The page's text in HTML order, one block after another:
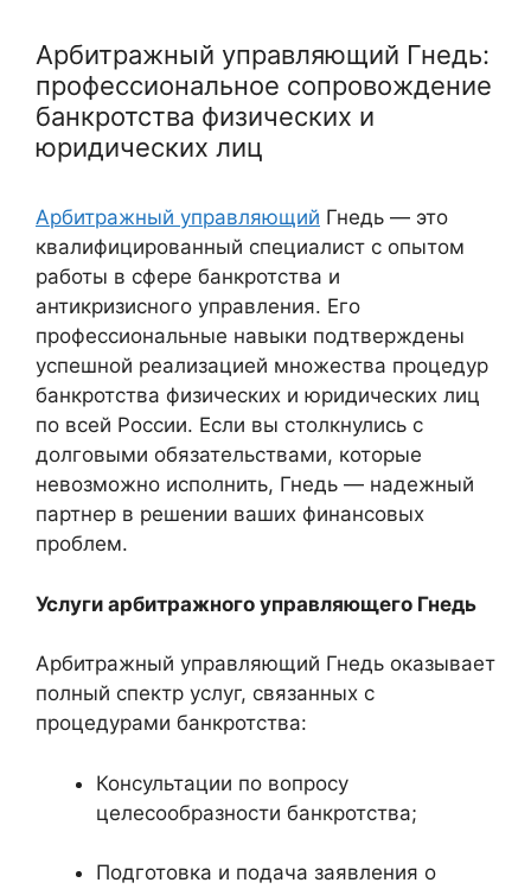
Арбитражный управляющий Гнедь:
профессиональное сопровождение
банкротства физических и
юридических лиц
Арбитражный управляющий Гнедь — это
квалифицированный специалист с опытом
работы в сфере банкротства и
антикризисного управления. Его
профессиональные навыки подтверждены
успешной реализацией множества процедур
банкротства физических и юридических лиц
по всей России. Если вы столкнулись с
долговыми обязательствами, которые
невозможно исполнить, Гнедь — надежный
партнер в решении ваших финансовых
проблем.
Услуги арбитражного управляющего Гнедь
Арбитражный управляющий Гнедь оказывает
полный спектр услуг, связанных с
процедурами банкротства:
Консультации по вопросу
целесообразности банкротства;
Подготовка и подача заявления о